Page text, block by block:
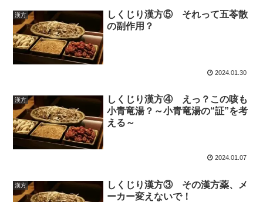
漢方
しくじり漢方⑤ それって五苓散
の副作用？
2024.01.30
漢方
しくじり漢方④ えっ？この咳も
小青竜湯？～小青竜湯の“証”を考
える～
2024.01.07
漢方
しくじり漢方③ その漢方薬、メ
ーカー変えないで！